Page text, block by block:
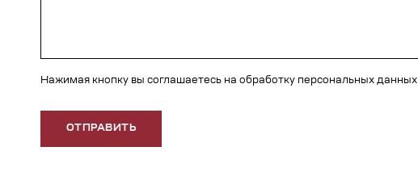
Нажимая кнопку вы соглашаетесь на обработку персональных данных
ОТПРАВИТЬ